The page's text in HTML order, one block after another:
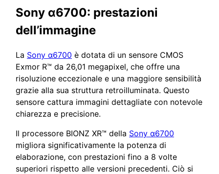
Sony α6700: prestazioni
dell’immagine
La Sony α6700 è dotata di un sensore CMOS
Exmor R™ da 26,01 megapixel, che offre una
risoluzione eccezionale e una maggiore sensibilità
grazie alla sua struttura retroilluminata. Questo
sensore cattura immagini dettagliate con notevole
chiarezza e precisione.
Il processore BIONZ XR™ della Sony α6700
migliora significativamente la potenza di
elaborazione, con prestazioni fino a 8 volte
superiori rispetto alle versioni precedenti. Ciò si